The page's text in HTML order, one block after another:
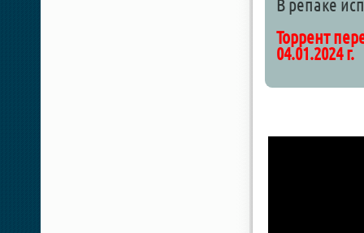
В репаке
Торрент
04.01.2024 г.